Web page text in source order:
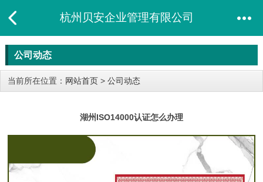
杭州贝安企业管理有限公司
公司动态
当前所在位置： 网站首页 > 公司动态
湖州ISO14000认证怎么办理